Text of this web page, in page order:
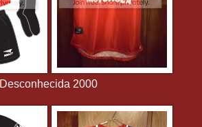
Desconhecida 2000